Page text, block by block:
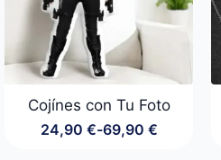
Cojínes con Tu Foto
24,90 €-69,90 €
Rango